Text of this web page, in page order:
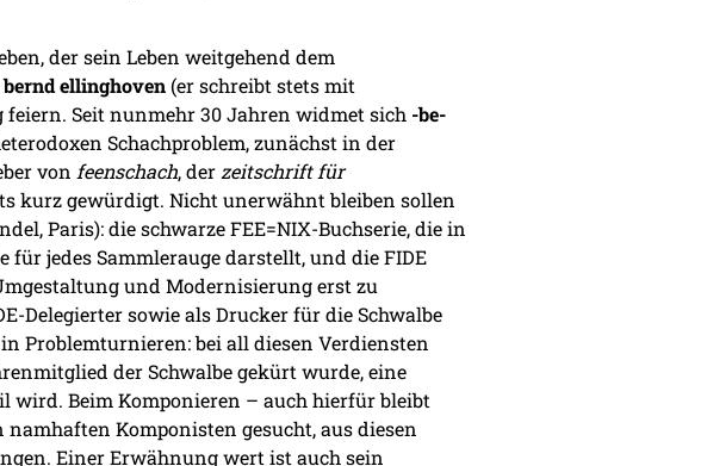
der sein Leben weitgehend dem
bernd ellinghoven(er schreibt stets mit
feiern. Seit nunmehr 30 Jahren widmet sich -be-
Schachproblem, zunächst in der
von feenschach, derzeitschrift für
kurz gewürdigt. Nicht unerwähnt bleiben sollen
Paris): die schwarze FEE=NIX-Buchserie, die in
jedes Sammlerauge darstellt, und die FIDE
und Modernisierung erst zu
Delegierter sowie als Drucker für die Schwalbe
Problemturnieren: bei all diesen Verdiensten
der Schwalbe gekürt wurde, eine
wird. Beim Komponieren – auch hierfür bleibt
Komponisten gesucht, aus diesen
Einer Erwähnung wert ist auch sein